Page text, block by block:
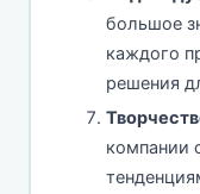
большое
каждого
решения
компании